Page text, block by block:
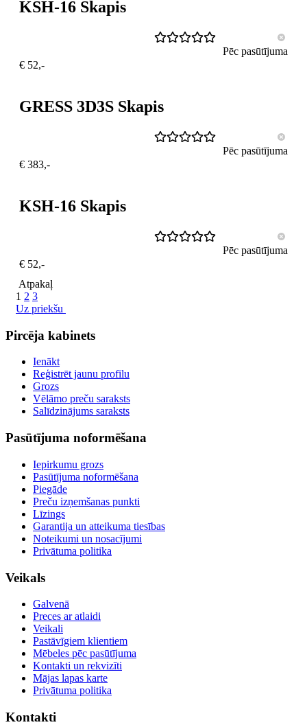
KSH-16 Skapis
Pēc pasūtījuma
€ 52,-
GRESS 3D3S Skapis
Pēc pasūtījuma
€ 383,-
KSH-16 Skapis
Pēc pasūtījuma
€ 52,-
Atpakaļ
1 2 3
Uz priekšu
Pircēja kabinets
Ienākt
Reģistrēt jaunu profilu
Grozs
Vēlāmo preču saraksts
Salīdzinājums saraksts
Pasūtījuma noformēšana
Iepirkumu grozs
Pasūtījuma noformēšana
Piegāde
Preču izņemšanas punkti
Līzings
Garantija un atteikuma tiesības
Noteikumi un nosacījumi
Privātuma politika
Veikals
Galvenā
Preces ar atlaidi
Veikali
Pastāvīgiem klientiem
Mēbeles pēc pasūtījuma
Kontakti un rekvizīti
Mājas lapas karte
Privātuma politika
Kontakti